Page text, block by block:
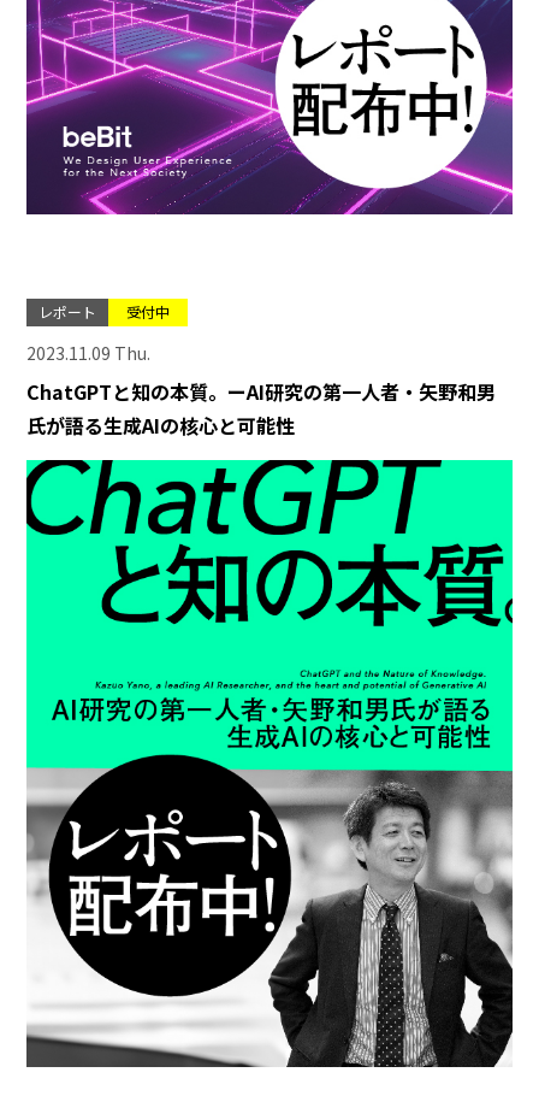
レポート 受付中
2023.11.09 Thu.
ChatGPTと知の本質。ーAI研究の第一人者・矢野和男
氏が語る生成AIの核心と可能性